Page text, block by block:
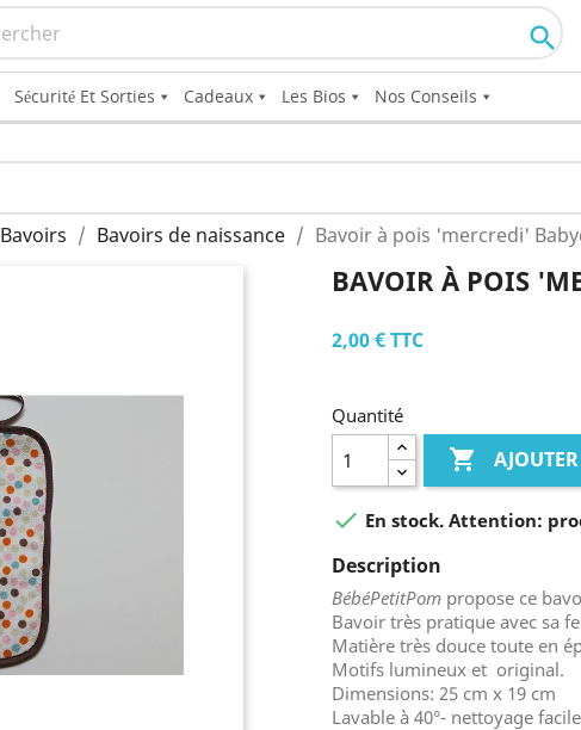

Sécurité Et Sorties Cadeaux Les Bios Nos Conseils
Bavoirs Bavoirs de naissance Bavoir à pois 'mercredi'
BAVOIR À POIS
2,00 €TTC
Quantité

 En stock. Attention:
Description
BébéPetitPom propose ce
Bavoir très pratique avec sa
Matière très douce toute en
Motifs lumineux et original.
Dimensions: 25 cm x 19 cm
Lavable à 40°- nettoyage